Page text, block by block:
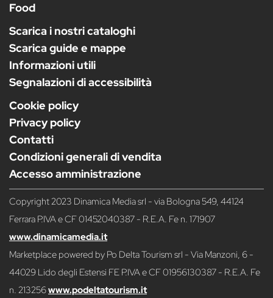
Food
Scarica i nostri cataloghi
Scarica guide e mappe
Informazioni utili
Segnalazioni di accessibilità
Cookie policy
Privacy policy
Contatti
Condizioni generali di vendita
Accesso amministrazione
Copyright 2023 Dinamica Media srl - via Bologna 549, 44124
Ferrara P.IVA e CF 01452040387 - R.E.A. Fe n. 171907
www.dinamicamedia.it
Marketplace powered by Po Delta Tourism srl - Via Manzoni, 6 -
44029 Lido degli Estensi FE P.IVA e CF 01956130387 - R.E.A. Fe
n. 213256www.podeltatourism.it